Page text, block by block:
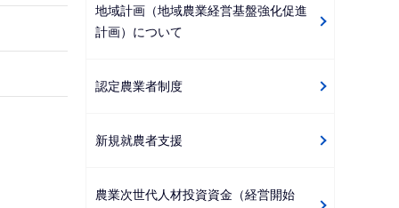
ら
地域計画（地域農業経営基盤強化促進
計画）について
認定農業者制度
新規就農者支援
農業次世代人材投資資金（経営開始